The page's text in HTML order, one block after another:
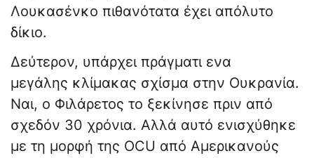
Λουκασένκο πιθανότατα έχει απόλυτο
δίκιο.
Δεύτερον, υπάρχει πράγματι ενα
μεγάλης κλίμακας σχίσμα στην Ουκρανία.
Ναι, ο Φιλάρετος το ξεκίνησε πριν από
σχεδόν 30 χρόνια. Αλλά αυτό ενισχύθηκε
με τη μορφή της OCU από Αμερικανούς